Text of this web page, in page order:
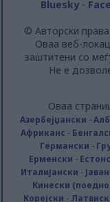
Bluesky-
© Авторски
Оваа веб-
заштитени со
Не е
Оваа
Азербејџански -
Африканс -
Германски -
Ерменски -
Италијански -
Кинески
Корејски -